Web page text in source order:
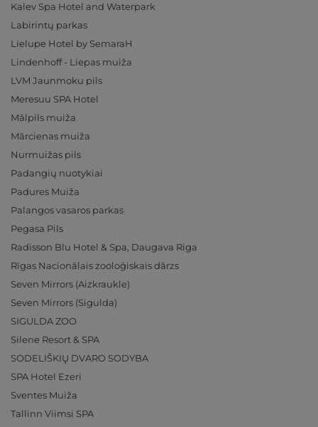
Kalev Spa Hotel and Waterpark
Labirintų parkas
Lielupe Hotel by SemaraH
Lindenhoff - Liepas muiža
LVM Jaunmoku pils
Meresuu SPA Hotel
Mālpils muiža
Mārcienas muiža
Nurmuižas pils
Padangių nuotykiai
Padures Muiža
Palangos vasaros parkas
Pegasa Pils
Radisson Blu Hotel & Spa, Daugava Riga
Rīgas Nacionālais zooloģiskais dārzs
Seven Mirrors (Aizkraukle)
Seven Mirrors (Sigulda)
SIGULDA ZOO
Silene Resort & SPA
SODELIŠKIŲ DVARO SODYBA
SPA Hotel Ezeri
Sventes Muiža
Tallinn Viimsi SPA